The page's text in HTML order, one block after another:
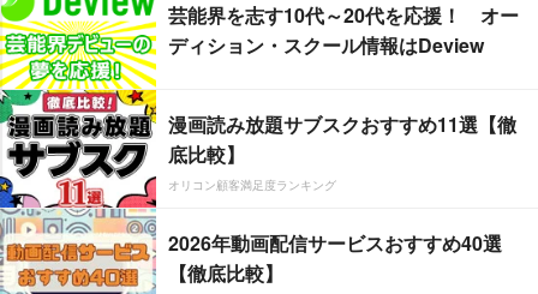
芸能界を志す10代～20代を応援！ オー
ディション・スクール情報はDeview
漫画読み放題サブスクおすすめ11選【徹
底比較】
オリコン顧客満足度ランキング
2026年動画配信サービスおすすめ40選
【徹底比較】